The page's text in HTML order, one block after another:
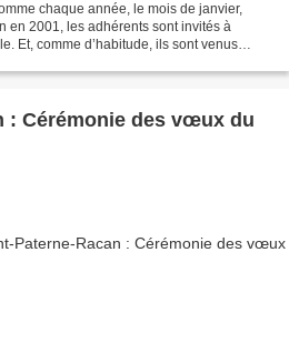
chaque année, le mois de janvier,
en 2001, les adhérents sont invités à
Et, comme d’habitude, ils sont venus
: Cérémonie des vœux du